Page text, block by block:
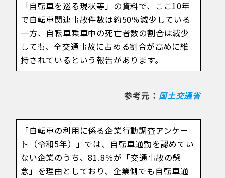
「自転車を巡る現状等」の資料で、ここ10年
で自転車関連事故件数は約50％減少している
一方、自転車乗車中の死亡者数の割合は減少
しても、全交通事故に占める割合が高めに維
持されているという報告があります。
参考元： 国土交通省
「自転車の利用に係る企業行動調査アンケー
ト（令和5年）」では、自転車通勤を認めてい
ない企業のうち、81.8％が「交通事故の懸
念」を理由としており、企業側でも自転車通